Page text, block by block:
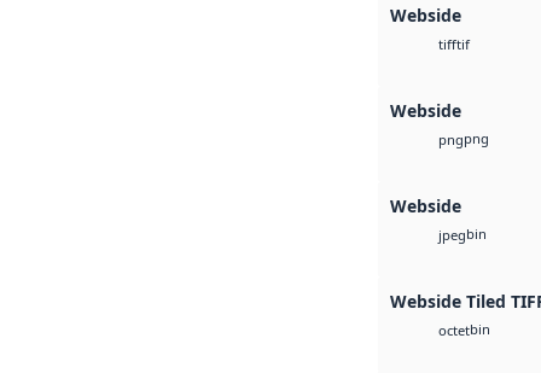
Webside
tifftif
Webside
pngpng
Webside
jpegbin
Webside Tiled
octetbin